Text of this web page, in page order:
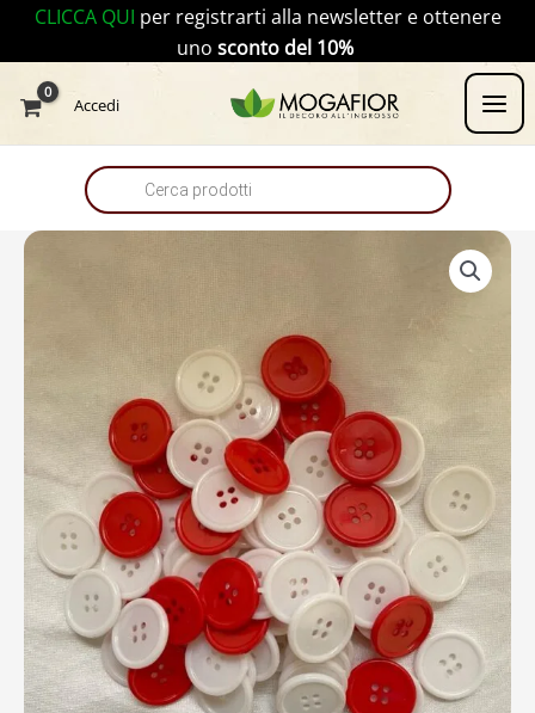
contenuto
CLICCA QUI per registrarti alla newsletter e ottenere
uno sconto del 10%
Accedi
Products
search